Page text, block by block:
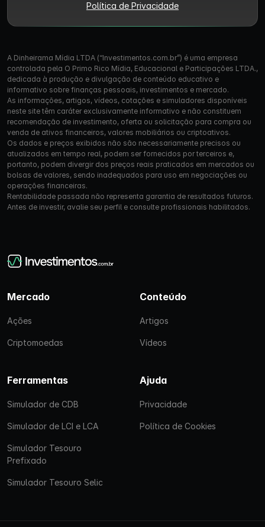
Política de Privacidade
A Dinheirama Mídia LTDA (“Investimentos.com.br”) é uma empresa
controlada pela O Primo Rico Mídia, Educacional e Participações LTDA.,
dedicada à produção e divulgação de conteúdo educativo e
informativo sobre finanças pessoais, investimentos e mercado.
As informações, artigos, vídeos, cotações e simuladores disponíveis
neste site têm caráter exclusivamente informativo e não constituem
recomendação de investimento, oferta ou solicitação para compra ou
venda de ativos financeiros, valores mobiliários ou criptoativos.
Os dados e preços exibidos não são necessariamente precisos ou
atualizados em tempo real, podem ser fornecidos por terceiros e,
portanto, podem divergir dos preços reais praticados em mercados ou
bolsas de valores, sendo inadequados para uso em negociações ou
operações financeiras.
Rentabilidade passada não representa garantia de resultados futuros.
Antes de investir, avalie seu perfil e consulte profissionais habilitados.
Mercado
Ações
Criptomoedas
Conteúdo
Artigos
Vídeos
Ferramentas
Simulador de CDB
Simulador de LCI e LCA
Simulador Tesouro
Prefixado
Simulador Tesouro Selic
Ajuda
Privacidade
Política de Cookies